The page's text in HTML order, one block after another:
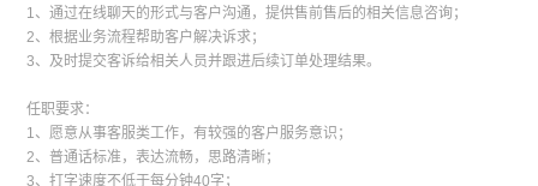
1、通过在线聊天的形式与客户沟通，提供售前售后的相关信息咨询；
2、根据业务流程帮助客户解决诉求；
3、及时提交客诉给相关人员并跟进后续订单处理结果。
任职要求：
1、愿意从事客服类工作，有较强的客户服务意识；
2、普通话标准，表达流畅，思路清晰；
3、打字速度不低于每分钟40字；